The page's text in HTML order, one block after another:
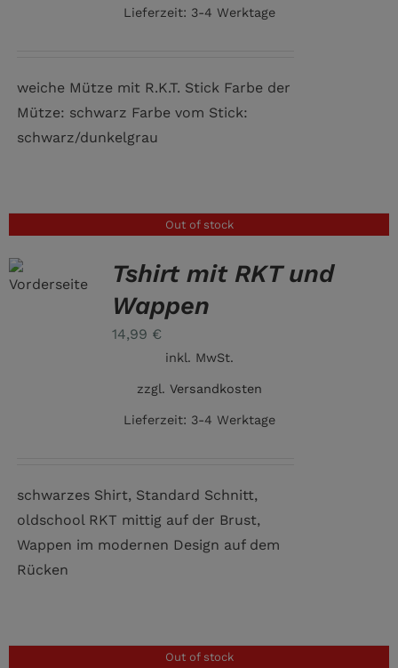
Lieferzeit: 3-4 Werktage
weiche Mütze mit R.K.T. Stick Farbe der
Mütze: schwarz Farbe vom Stick:
schwarz/dunkelgrau
Out of stock
Tshirt mit RKT und
Wappen
14,99 €
inkl. MwSt.
zzgl. Versandkosten
Lieferzeit: 3-4 Werktage
schwarzes Shirt, Standard Schnitt,
oldschool RKT mittig auf der Brust,
Wappen im modernen Design auf dem
Rücken
Out of stock